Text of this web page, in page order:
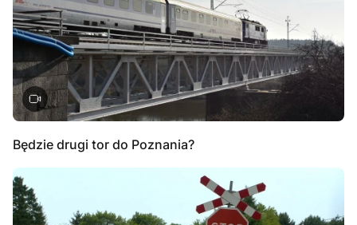
Będzie drugi tor do Poznania?